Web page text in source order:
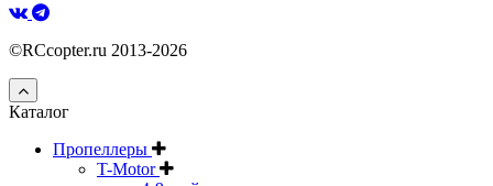
©RCcopter.ru 2013-2026
Каталог
Пропеллеры
T-Motor